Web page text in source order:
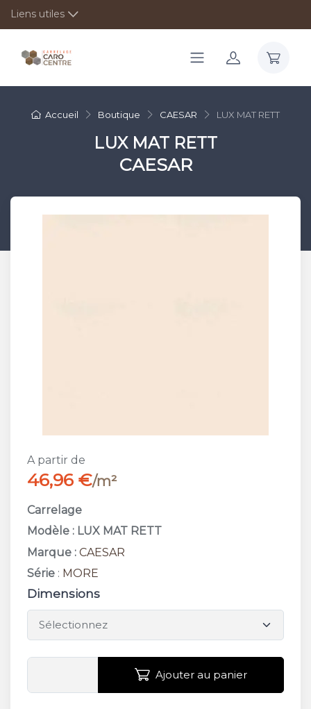
Liens utiles
Accueil Boutique CAESAR LUX MAT RETT
LUX MAT RETT
CAESAR
A partir de
46,96 €/m²
Carrelage
Modèle : LUX MAT RETT
Marque : CAESAR
Série : MORE
Dimensions
Ajouter au panier